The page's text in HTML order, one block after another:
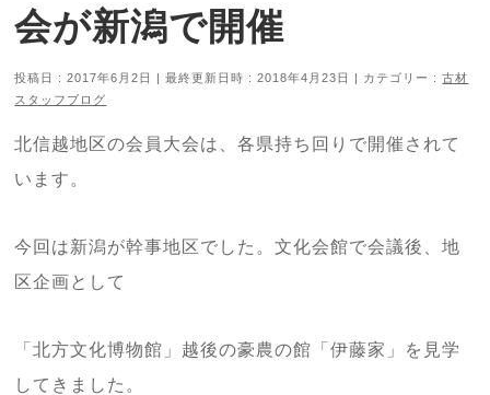
会が新潟で開催
投稿日 : 2017年6月2日 最終更新日時 : 2018年4月23日 カテゴリー :古材
スタッフブログ
北信越地区の会員大会は、各県持ち回りで開催されて
います。
今回は新潟が幹事地区でした。文化会館で会議後、地
区企画として
「北方文化博物館」越後の豪農の館「伊藤家」を見学
してきました。